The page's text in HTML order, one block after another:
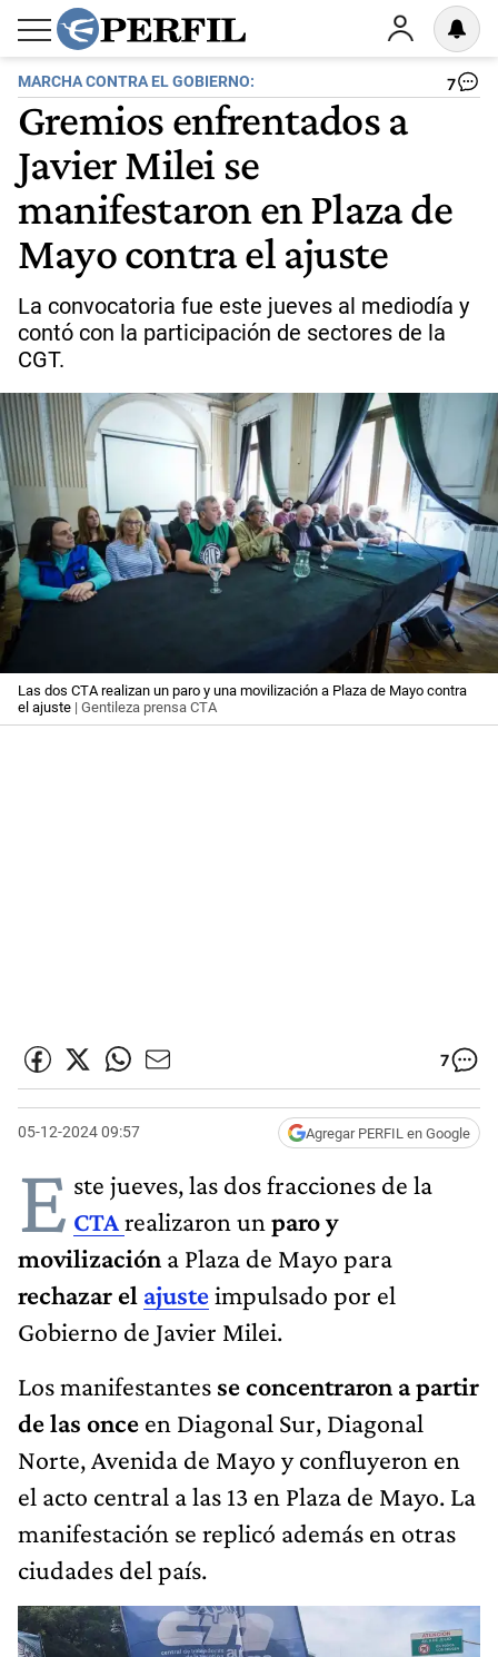
MARCHA CONTRA EL GOBIERNO: 7
Gremios enfrentados a
Javier Milei se
manifestaron en Plaza de
Mayo contra el ajuste
La convocatoria fue este jueves al mediodía y
contó con la participación de sectores de la
CGT.
Las dos CTA realizan un paro y una movilización a Plaza de Mayo contra
el ajuste | Gentileza prensa CTA
7
05-12-2024 09:57 Agregar PERFIL en Google
E ste jueves, las dos fracciones de la
CTArealizaron un paro y
movilización a Plaza de Mayo para
rechazar el ajusteimpulsado por el
Gobierno de Javier Milei.
Los manifestantes se concentraron a partir
de las once en Diagonal Sur, Diagonal
Norte, Avenida de Mayo y confluyeron en
el acto central a las 13 en Plaza de Mayo. La
manifestación se replicó además en otras
ciudades del país.